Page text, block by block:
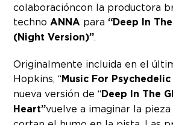
colaboracióncon la productora
techno ANNA para “Deep In
(Night Version)”.
Originalmente incluida en el
Hopkins, “Music For
nueva versión de “Deep In The
Heart”vuelve a imaginar la